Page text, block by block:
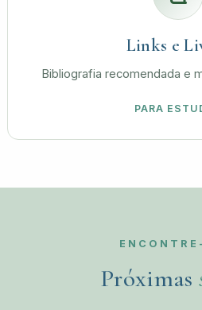
Links e
Bibliografia recomendada e
PARA
Próximas